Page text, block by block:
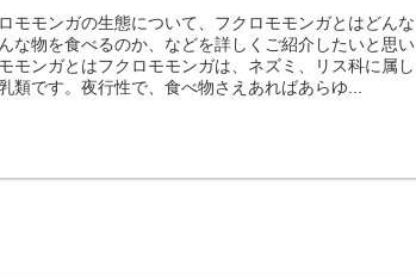
モモンガの生態について、フクロモモンガとはどんな
な物を食べるのか、などを詳しくご紹介したいと思い
モンガとはフクロモモンガは、ネズミ、リス科に属し
類です。夜行性で、食べ物さえあればあらゆ...